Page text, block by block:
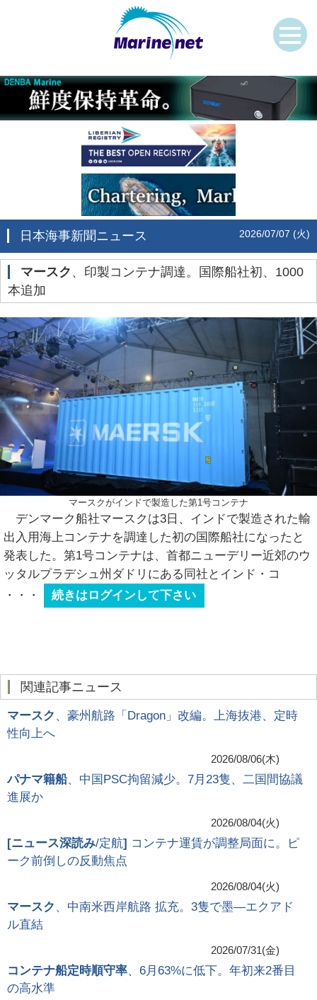
日本海事新聞ニュース 2026/07/07 (火)
マースク 、印製コンテナ調達。国際船社初、1000
本追加
マースクがインドで製造した第1号コンテナ
デンマーク船社マースクは3日、インドで製造された輸
出入用海上コンテナを調達した初の国際船社になったと
発表した。第1号コンテナは、首都ニューデリー近郊のウ
ッタルプラデシュ州ダドリにある同社とインド・コ
・・・
続きはログインして下さい
関連記事ニュース
マースク 、豪州航路「Dragon」改編。上海抜港、定時
性向上へ
2026/08/06(木)
パナマ籍船、中国PSC拘留減少。7月23隻、二国間協議
進展か
2026/08/04(火)
[ニュース深読み/定航] コンテナ運賃が調整局面に。ピ
ーク前倒しの反動焦点
2026/08/04(火)
マースク 、中南米西岸航路 拡充。3隻で墨―エクアド
ル直結
2026/07/31(金)
コンテナ船定時順守率、6月63%に低下。年初来2番目
の高水準